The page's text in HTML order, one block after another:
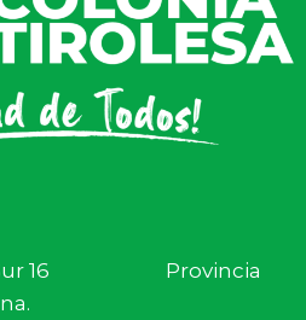
Sur 16 Provincia